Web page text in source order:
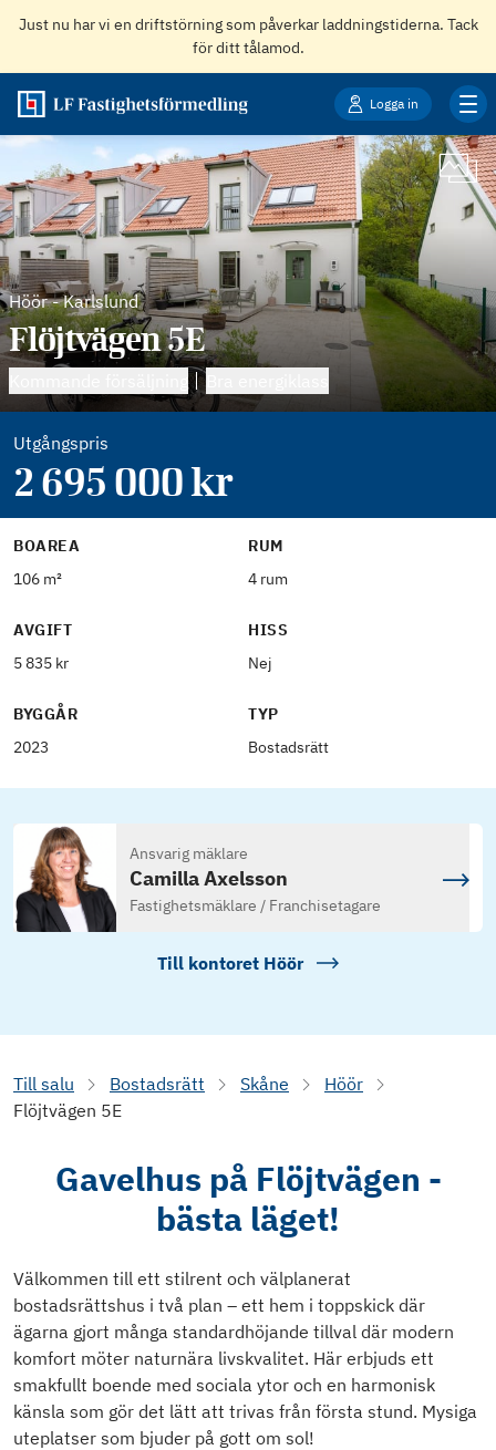
Just nu har vi en driftstörning som påverkar laddningstiderna. Tack
för ditt tålamod.
Logga in
Höör-Karlslund
Flöjtvägen 5E
Utgångspris
2 695 000kr
BOAREA
106 m²
RUM
4 rum
AVGIFT
5 835 kr
HISS
Nej
BYGGÅR
2023
TYP
Bostadsrätt
Ansvarig mäklare
Camilla Axelsson
Fastighetsmäklare / Franchisetagare
Till kontoret Höör
Till salu Bostadsrätt Skåne
Höör
Flöjtvägen 5E
Gavelhus på Flöjtvägen -
bästa läget!
Välkommen till ett stilrent och välplanerat
bostadsrättshus i två plan – ett hem i toppskick där
ägarna gjort många standardhöjande tillval där modern
komfort möter naturnära livskvalitet. Här erbjuds ett
smakfullt boende med sociala ytor och en harmonisk
känsla som gör det lätt att trivas från första stund. Mysiga
uteplatser som bjuder på gott om sol!